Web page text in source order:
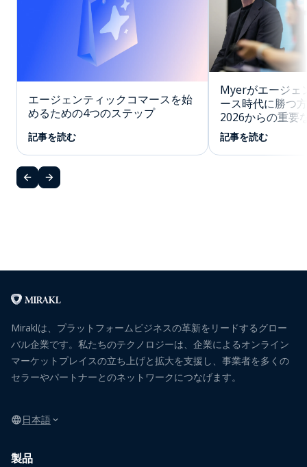
エージェンティックコマースを始
めるための4つのステップ
記事を読む
Myerがエージェ
ース時代に勝つ
2026からの重要
記事を読む
Miraklは、プラットフォームビジネスの革新をリードするグロー
バル企業です。私たちのテクノロジーは、企業によるオンライン
マーケットプレイスの立ち上げと拡大を支援し、事業者を多くの
セラーやパートナーとのネットワークにつなげます。
日本語
製品